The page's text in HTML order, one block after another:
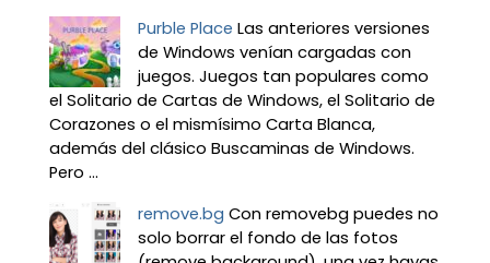
Purble Place Las anteriores versiones
de Windows venían cargadas con
juegos. Juegos tan populares como
el Solitario de Cartas de Windows, el Solitario de
Corazones o el mismísimo Carta Blanca,
además del clásico Buscaminas de Windows.
Pero ...
remove.bg Con removebg puedes no
solo borrar el fondo de las fotos